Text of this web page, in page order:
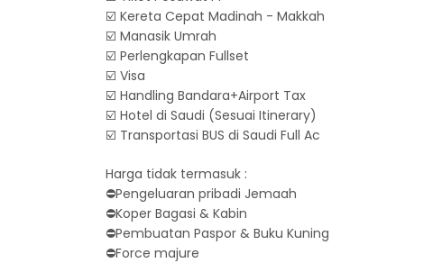
☑️ Kereta Cepat Madinah - Makkah
☑️ Manasik Umrah
☑️ Perlengkapan Fullset
☑️ Visa
☑️ Handling Bandara+Airport Tax
☑️ Hotel di Saudi (Sesuai Itinerary)
☑️ Transportasi BUS di Saudi Full Ac
Harga tidak termasuk :
⛔️Pengeluaran pribadi Jemaah
⛔️Koper Bagasi & Kabin
⛔️Pembuatan Paspor & Buku Kuning
⛔️Force majure